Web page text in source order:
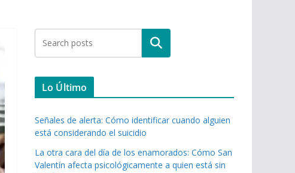
Buscar
Lo Último
Señales de alerta: Cómo identificar cuando alguien
está considerando el suicidio
La otra cara del día de los enamorados: Cómo San
Valentín afecta psicológicamente a quien está sin